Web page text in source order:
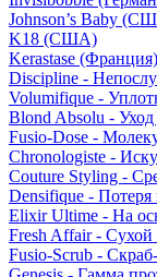
Johnson’s Baby
K18 (США)
Kerastase (Франция)
Discipline -
Volumifique -
Blond Absolu -
Fusio-Dose -
Chronologiste -
Couture Styling -
Densifique - Потеря
Elixir Ultime - На
Fresh Affair -
Fusio-Scrub -